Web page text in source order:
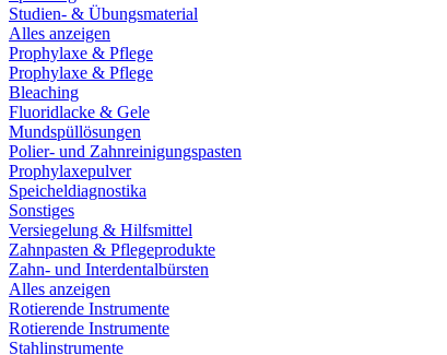
Studien- & Übungsmaterial
Alles anzeigen
Prophylaxe & Pflege
Prophylaxe & Pflege
Bleaching
Fluoridlacke & Gele
Mundspüllösungen
Polier- und Zahnreinigungspasten
Prophylaxepulver
Speicheldiagnostika
Sonstiges
Versiegelung & Hilfsmittel
Zahnpasten & Pflegeprodukte
Zahn- und Interdentalbürsten
Alles anzeigen
Rotierende Instrumente
Rotierende Instrumente
Stahlinstrumente